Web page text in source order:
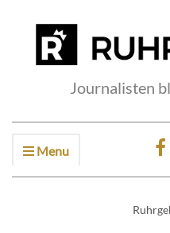
Journalisten
Menu